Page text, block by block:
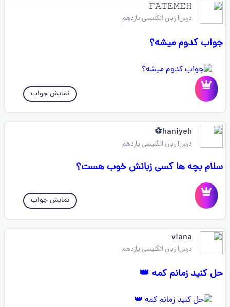
𝙵𝙰𝚃𝙴𝙼𝙴𝙷
درس1 زبان انگلیسی یازدهم
جواب کدوم میشه؟
نمایش جواب
haniyeh⚽
درس1 زبان انگلیسی یازدهم
سلام بچه ها کسی زبانش خوب هست؟
نمایش جواب
viana
درس1 زبان انگلیسی یازدهم
حل کنید زمانم کمه 👑